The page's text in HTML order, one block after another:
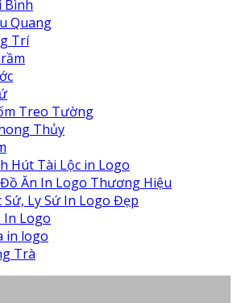
Bình
Quang
Trí
Treo Tường
Thủy
Hút Tài Lộc in Logo
Ăn In Logo Thương Hiệu
Sứ, Ly Sứ In Logo Đẹp
In Logo
in logo
Trà